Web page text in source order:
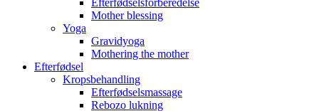
Efterfødselsforberedelse
Mother blessing
Yoga
Gravidyoga
Mothering the mother
Efterfødsel
Kropsbehandling
Efterfødselsmassage
Rebozo lukning